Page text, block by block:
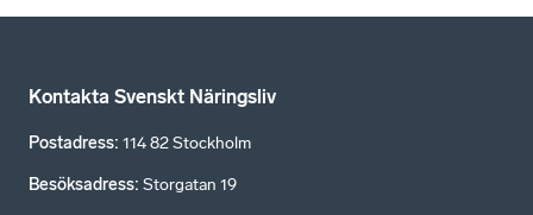
Kontakta Svenskt Näringsliv
Postadress: 114 82 Stockholm
Besöksadress: Storgatan 19